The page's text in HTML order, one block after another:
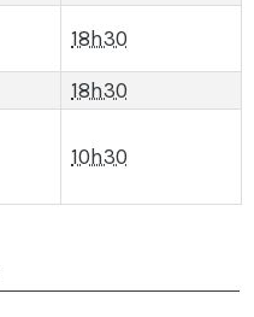
18h30
18h30
10h30